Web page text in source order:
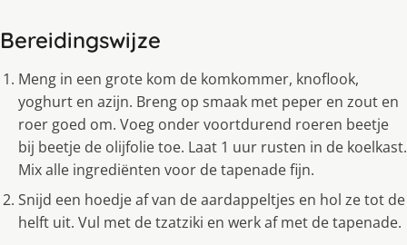
Bereidingswijze
Meng in een grote kom de komkommer, knoflook,
yoghurt en azijn. Breng op smaak met peper en zout en
roer goed om. Voeg onder voortdurend roeren beetje
bij beetje de olijfolie toe. Laat 1 uur rusten in de koelkast.
Mix alle ingrediënten voor de tapenade fijn.
Snijd een hoedje af van de aardappeltjes en hol ze tot de
helft uit. Vul met de tzatziki en werk af met de tapenade.